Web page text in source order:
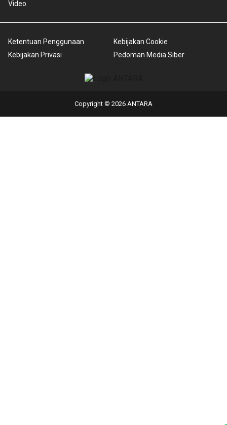
Video
Ketentuan Penggunaan
Kebijakan Privasi
Kebijakan Cookie
Pedoman Media Siber
Copyright © 2026 ANTARA